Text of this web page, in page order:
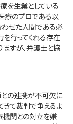
を生業としている
療のプロである以
わせた人間である必
を行ってくれる存在
ますが、弁護士と協
の連携が不可欠に
きて裁判で争えるよ
機関との対立を嫌